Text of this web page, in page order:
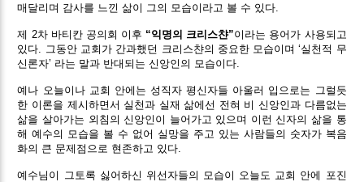
매달리며 감사를 느낀 삶이 그의 모습이라고 볼 수 있다.
제 2차 바티칸 공의회 이후 “익명의 크리스챤”이라는 용어가 사용되고
있다. 그동안 교회가 간과했던 크리스챤의 중요한 모습이며 ‘실천적 무
신론자’ 라는 말과 반대되는 신앙인의 모습이다.
예나 오늘이나 교회 안에는 성직자 평신자들 아울러 입으로는 그럴듯
한 이론을 제시하면서 실천과 실재 삶에선 전혀 비 신앙인과 다름없는
삶을 살아가는 외침의 신앙인이 늘어가고 있으며 이런 신자의 삶을 통
해 예수의 모습을 볼 수 없어 실망을 주고 있는 사람들의 숫자가 복음
화의 큰 문제점으로 현존하고 있다.
예수님이 그토록 싫어하신 위선자들의 모습이 오늘도 교회 안에 포진